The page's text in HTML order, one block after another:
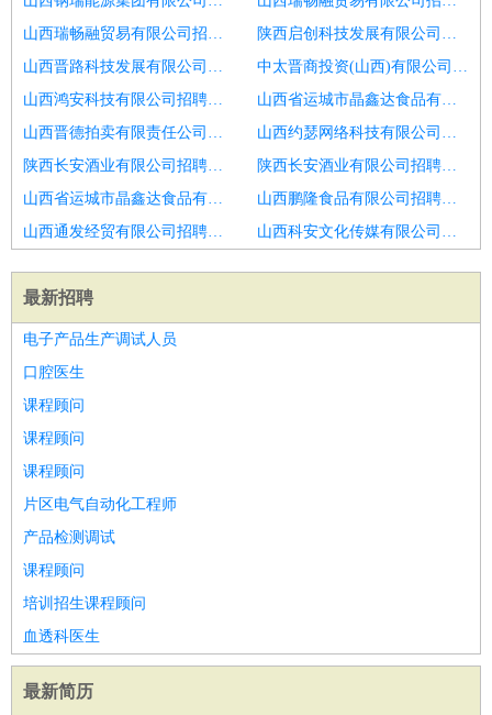
山西瑞畅融贸易有限公司招聘运动
陕西启创科技发展有限公司招聘运动
山西晋路科技发展有限公司招聘运动
中太晋商投资(山西)有限公司招聘运动
山西鸿安科技有限公司招聘运动
山西省运城市晶鑫达食品有限公司招聘运动
山西晋德拍卖有限责任公司招聘运动
山西约瑟网络科技有限公司招聘运动
陕西长安酒业有限公司招聘运动
陕西长安酒业有限公司招聘运动
山西省运城市晶鑫达食品有限公司招聘运动
山西鹏隆食品有限公司招聘运动
山西通发经贸有限公司招聘运动
山西科安文化传媒有限公司招聘运动
最新招聘
电子产品生产调试人员
口腔医生
课程顾问
课程顾问
课程顾问
片区电气自动化工程师
产品检测调试
课程顾问
培训招生课程顾问
血透科医生
最新简历